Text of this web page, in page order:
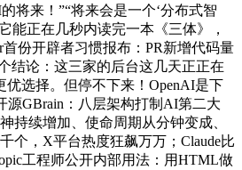
将来！”“将来会是一个‘分布式智
能正在几秒内读完一本《三体》，
份开辟者习惯报布：PR新增代码量
结论：这三家的后台这几天正正在
优选择。但停不下来！OpenAI是下
源GBrain：八层架构打制AI第二大
持续增加、使命周期从分钟变成、
个，X平台热度狂飙万万；Claude比
工程师公开内部用法：用HTML做